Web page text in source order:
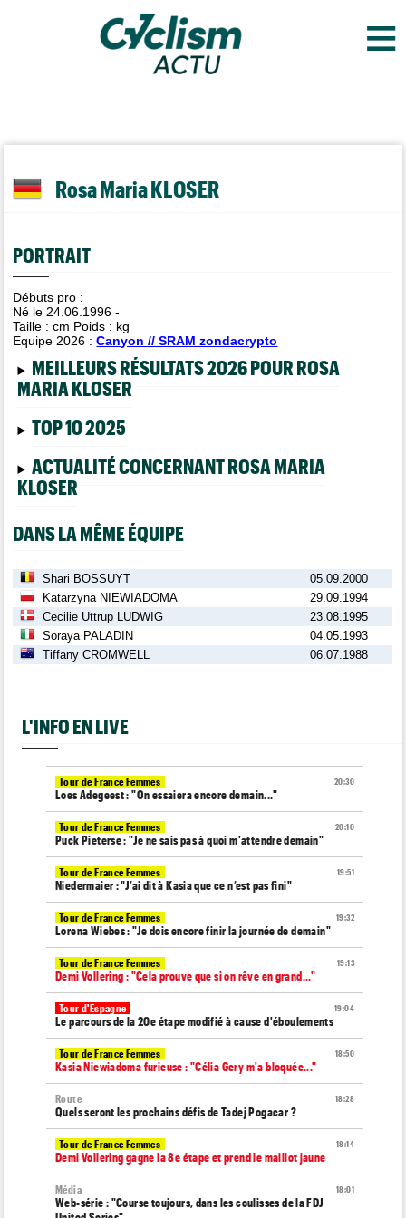
≡
Rosa Maria KLOSER
PORTRAIT
Débuts pro :
Né le 24.06.1996 -
Taille :cm Poids : kg
Equipe 2026 :Canyon // SRAM zondacrypto
MEILLEURS RÉSULTATS 2026 POUR ROSA
MARIA KLOSER
TOP 10 2025
ACTUALITÉ CONCERNANT ROSA MARIA
KLOSER
DANS LA MÊME ÉQUIPE
Shari BOSSUYT
05.09.2000
Katarzyna NIEWIADOMA
29.09.1994
Cecilie Uttrup LUDWIG
23.08.1995
Soraya PALADIN
04.05.1993
Tiffany CROMWELL
06.07.1988
L'INFO EN LIVE
20:30
Tour de France Femmes
Loes Adegeest : "On essaiera encore demain..."
20:10
Tour de France Femmes
Puck Pieterse : "Je ne sais pas à quoi m'attendre demain"
19:51
Tour de France Femmes
Niedermaier : "J’ai dit à Kasia que ce n’est pas fini"
19:32
Tour de France Femmes
Lorena Wiebes : "Je dois encore finir la journée de demain"
19:13
Tour de France Femmes
Demi Vollering : "Cela prouve que si on rêve en grand..."
19:04
Tour d'Espagne
Le parcours de la 20e étape modifié à cause d'éboulements
18:50
Tour de France Femmes
Kasia Niewiadoma furieuse : "Célia Gery m'a bloquée..."
18:28
Route
Quels seront les prochains défis de Tadej Pogacar ?
18:14
Tour de France Femmes
Demi Vollering gagne la 8e étape et prend le maillot jaune
18:01
Média
Web-série : "Course toujours, dans les coulisses de la FDJ